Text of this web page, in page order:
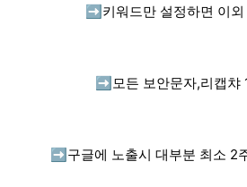
➡️ 키워드만 설정하면 이
➡️ 모든 보안문자,리캡챠
➡️ 구글에 노출시 대부분 최소 2